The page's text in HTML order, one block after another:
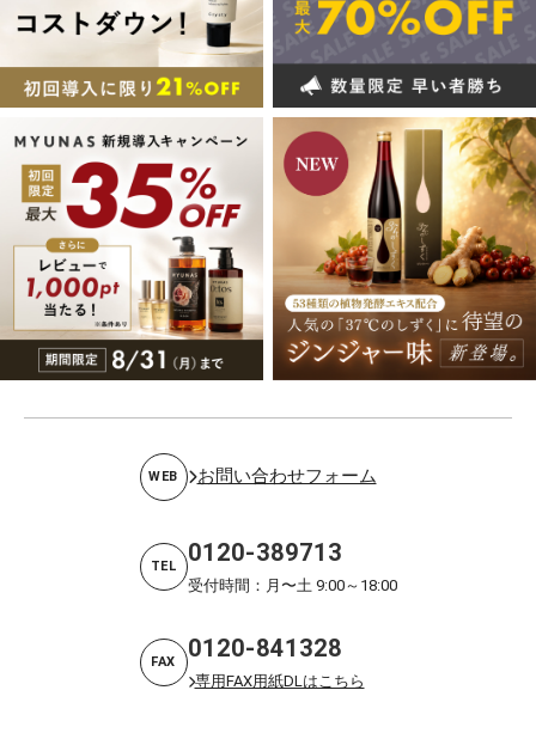
WEB お問い合わせフォーム
TEL 0120-389713
受付時間：月〜土 9:00～18:00
FAX 0120-841328
専用FAX用紙DLはこちら